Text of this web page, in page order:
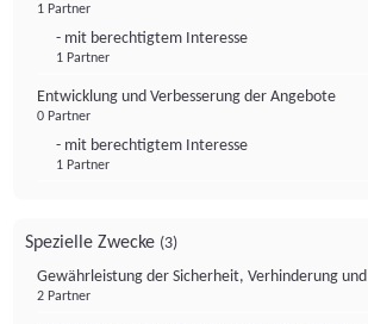
1 Partner
- mit berechtigtem Interesse
1 Partner
Entwicklung und Verbesserung der Angebote
0 Partner
- mit berechtigtem Interesse
1 Partner
Spezielle Zwecke (3)
Gewährleistung der Sicherheit, Verhinderung
2 Partner